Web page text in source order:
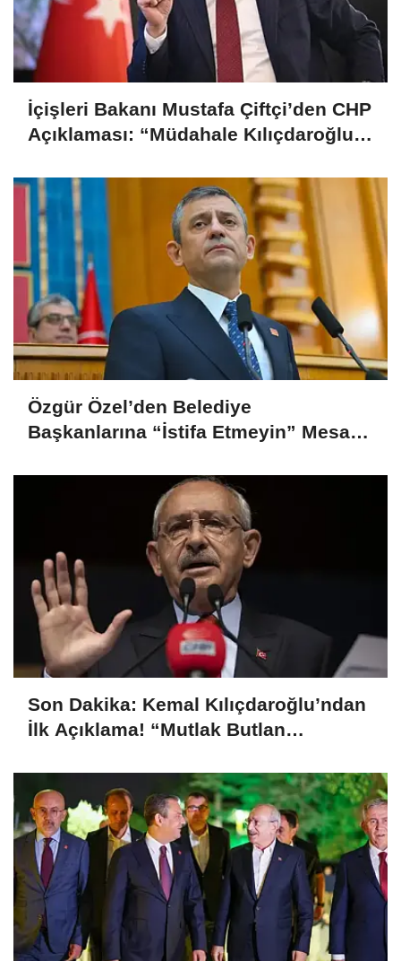
İçişleri Bakanı Mustafa Çiftçi’den CHP
Açıklaması: “Müdahale Kılıçdaroğlu
Özgür Özel’den Belediye
Başkanlarına “İstifa Etmeyin” Mesajı:
Son Dakika: Kemal Kılıçdaroğlu’ndan
İlk Açıklama! “Mutlak Butlan